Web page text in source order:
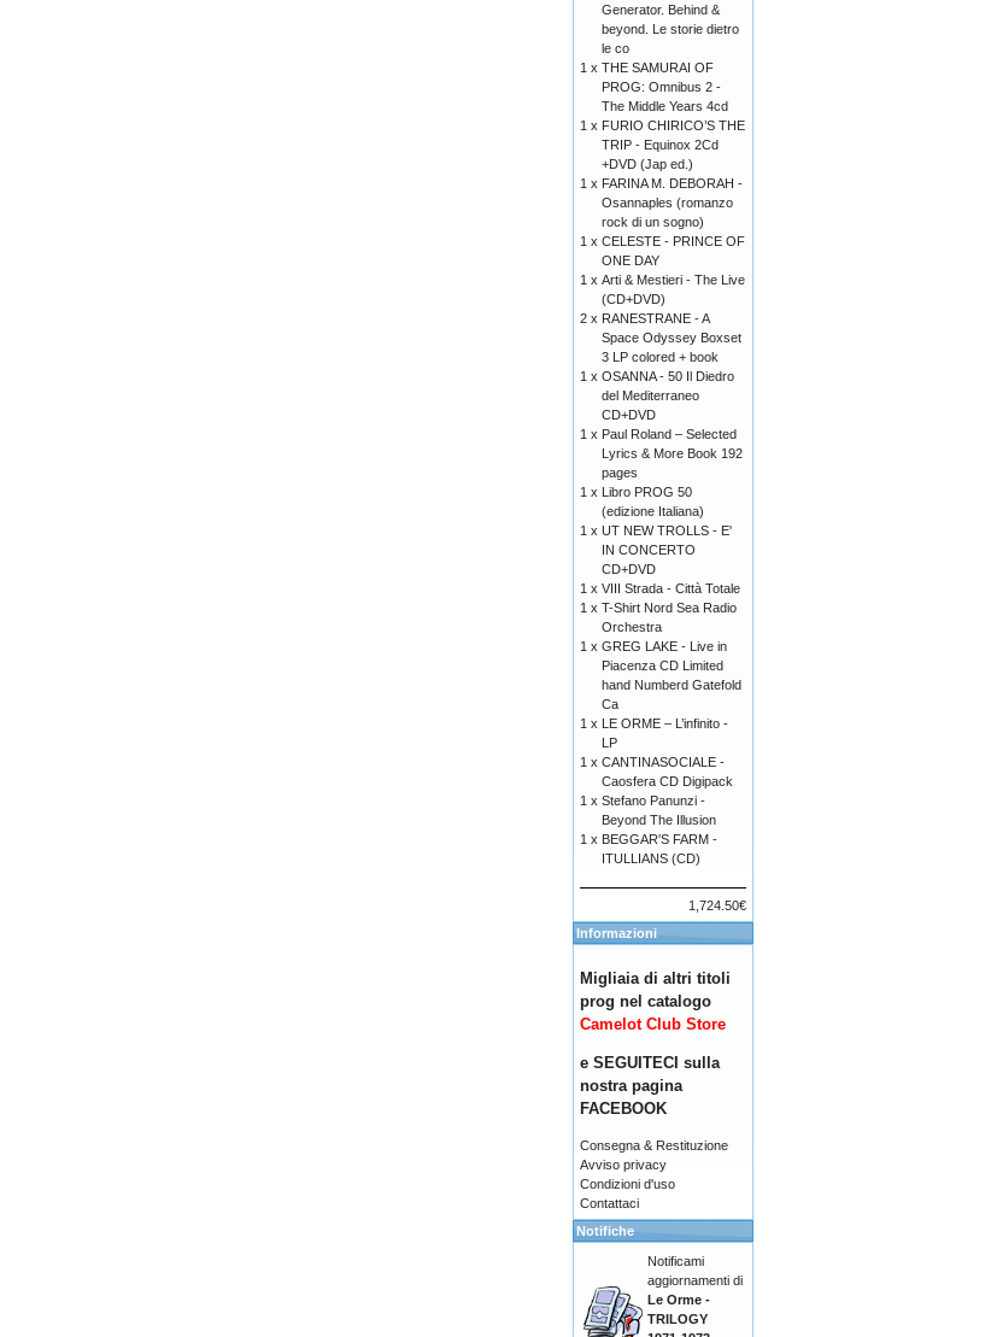
Generator. Behind &
beyond. Le storie dietro
le co
1 x THE SAMURAI OF
PROG: Omnibus 2 -
The Middle Years 4cd
1 x FURIO CHIRICO’S THE
TRIP - Equinox 2Cd
+DVD (Jap ed.)
1 x FARINA M. DEBORAH -
Osannaples (romanzo
rock di un sogno)
1 x CELESTE - PRINCE OF
ONE DAY
1 x Arti & Mestieri - The Live
(CD+DVD)
2 x RANESTRANE - A
Space Odyssey Boxset
3 LP colored + book
1 x OSANNA - 50 Il Diedro
del Mediterraneo
CD+DVD
1 x Paul Roland – Selected
Lyrics & More Book 192
pages
1 x Libro PROG 50
(edizione Italiana)
1 x UT NEW TROLLS - E'
IN CONCERTO
CD+DVD
1 x VIII Strada - Città Totale
1 x T-Shirt Nord Sea Radio
Orchestra
1 x GREG LAKE - Live in
Piacenza CD Limited
hand Numberd Gatefold
Ca
1 x LE ORME – L’infinito -
LP
1 x CANTINASOCIALE -
Caosfera CD Digipack
1 x Stefano Panunzi -
Beyond The Illusion
1 x BEGGAR'S FARM -
ITULLIANS (CD)
1,724.50€
Informazioni
Migliaia di altri titoli
prog nel catalogo
Camelot Club Store
e SEGUITECI sulla
nostra pagina
FACEBOOK
Consegna & Restituzione
Avviso privacy
Condizioni d'uso
Contattaci
Notifiche
Notificami
aggiornamenti di
Le Orme -
TRILOGY